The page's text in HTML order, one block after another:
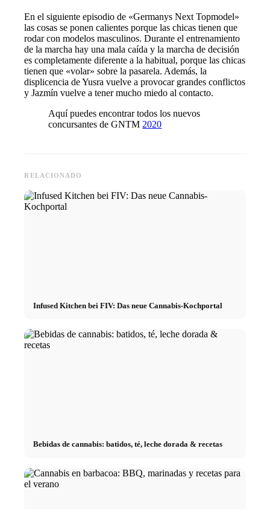
En el siguiente episodio de «Germanys Next Topmodel»
las cosas se ponen calientes porque las chicas tienen que
rodar con modelos masculinos. Durante el entrenamiento
de la marcha hay una mala caída y la marcha de decisión
es completamente diferente a la habitual, porque las chicas
tienen que «volar» sobre la pasarela. Además, la
displicencia de Yusra vuelve a provocar grandes conflictos
y Jazmín vuelve a tener mucho miedo al contacto.
Aquí puedes encontrar todos los nuevos
concursantes de GNTM 2020
RELACIONADO
Infused Kitchen bei FIV: Das neue Cannabis-Kochportal
Bebidas de cannabis: batidos, té, leche dorada & recetas